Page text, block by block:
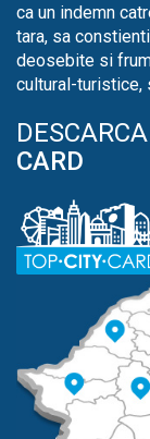
ca un indemn
tara, sa
deosebite si
cultural-turistice,
CARD